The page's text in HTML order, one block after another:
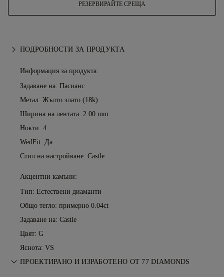
РЕЗЕРВИРАЙТЕ СРЕЩА
ПОДРОБНОСТИ ЗА ПРОДУКТА
Информация за продукта:
Задаване на: Пасианс
Метал: Жълто злато (18k)
Ширина на лентата: 2.00 mm
Нокти: 4
WedFit: Да
Стил на настройване: Castle
Акцентни камъни:
Тип: Естествени диаманти
Общо тегло: примерно 0.04ct
Задаване на: Castle
Цвят: G
Яснота: VS
ПРОЕКТИРАНО И ИЗРАБОТЕНО ОТ 77 DIAMONDS